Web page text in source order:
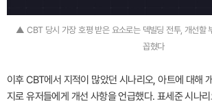
▲ CBT 당시 가장 호평 받은 요소로는 덱빌딩 전투, 개선할
꼽혔다
이후 CBT에서 지적이 많았던 시나리오, 아트에 대해
지로 유저들에게 개선 사항을 언급했다. 표세준 시나